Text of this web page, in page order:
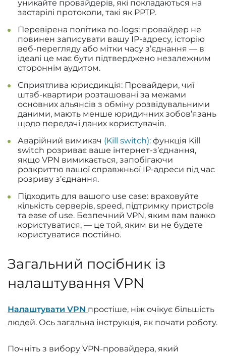
уникайте провайдерів, які покладаються на
застарілі протоколи, такі як PPTP.
Перевірена політика no-logs: провайдер не
повинен записувати вашу IP-адресу, історію
веб-перегляду або мітки часу з’єднання — в
ідеалі це має бути підтверджено незалежним
стороннім аудитом.
Сприятлива юрисдикція: Провайдери, чиї
штаб-квартири розташовані за межами
основних альянсів з обміну розвідувальними
даними, мають менше юридичних зобов’язань
щодо передачі даних користувачів.
Аварійний вимикач (Kill switch): функція Kill
switch розриває ваше інтернет-з’єднання,
якщо VPN вимикається, запобігаючи
розкриттю вашої справжньої IP-адреси під час
розриву з’єднання.
Підходить для вашого use case: враховуйте
кількість серверів, speed, підтримку пристроїв
та ease of use. Безпечний VPN, яким вам важко
користуватися, — це той, яким ви не будете
користуватися постійно.
Загальний посібник із
налаштування VPN
Налаштувати VPN простіше, ніж очікує більшість
людей. Ось загальна інструкція, як почати роботу.
Почніть з вибору VPN-провайдера, який